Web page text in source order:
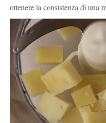
ottenere la consistenza di una